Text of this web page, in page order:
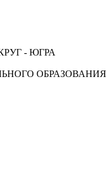
- ЮГРА
ОБРАЗОВАНИЯ